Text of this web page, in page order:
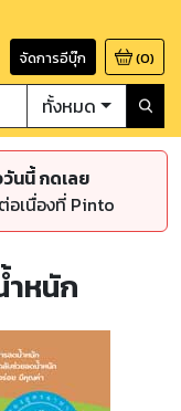
จัดการอีบุ๊ก (0)
ทั้งหมด
นนี้ กดเลย
อเนื่องที่ Pinto
ำหนัก